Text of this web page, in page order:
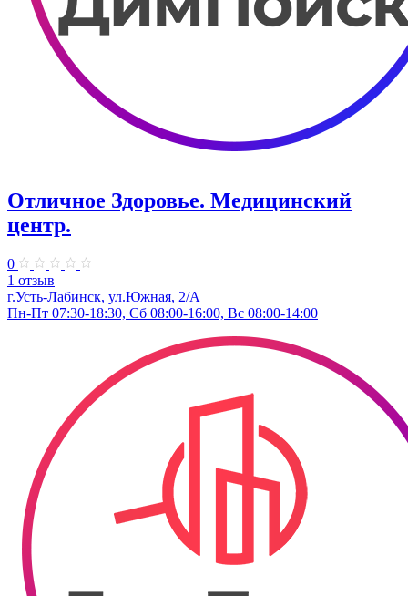
Отличное Здоровье. Медицинский
центр.
0
1 отзыв
г.Усть-Лабинск, ул.Южная, 2/А
Пн-Пт 07:30-18:30, Сб 08:00-16:00, Вс 08:00-14:00